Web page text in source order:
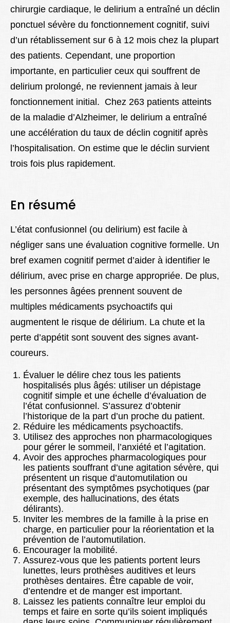
chirurgie cardiaque, le delirium a entraîné un déclin
ponctuel sévère du fonctionnement cognitif, suivi
d’un rétablissement sur 6 à 12 mois chez la plupart
des patients. Cependant, une proportion
importante, en particulier ceux qui souffrent de
delirium prolongé, ne reviennent jamais à leur
fonctionnement initial. Chez 263 patients atteints
de la maladie d’Alzheimer, le delirium a entraîné
une accélération du taux de déclin cognitif après
l’hospitalisation. On estime que le déclin survient
trois fois plus rapidement.
En résumé
L’état confusionnel (ou delirium) est facile à
négliger sans une évaluation cognitive formelle. Un
bref examen cognitif permet d’aider à identifier le
délirium, avec prise en charge appropriée. De plus,
les personnes âgées prennent souvent de
multiples médicaments psychoactifs qui
augmentent le risque de délirium. La chute et la
perte d’appétit sont souvent des signes avant-
coureurs.
Évaluer le délire chez tous les patients
hospitalisés plus âgés: utiliser un dépistage
cognitif simple et une échelle d’évaluation de
l’état confusionnel. S’assurez d’obtenir
l’historique de la part d’un proche du patient.
Réduire les médicaments psychoactifs.
Utilisez des approches non pharmacologiques
pour gérer le sommeil, l’anxiété et l’agitation.
Avoir des approches pharmacologiques pour
les patients souffrant d’une agitation sévère, qui
présentent un risque d’automutilation ou
présentant des symptômes psychotiques (par
exemple, des hallucinations, des états
délirants).
Inviter les membres de la famille à la prise en
charge, en particulier pour la réorientation et la
prévention de l’automutilation.
Encourager la mobilité.
Assurez-vous que les patients portent leurs
lunettes, leurs prothèses auditives et leurs
prothèses dentaires. Être capable de voir,
d’entendre et de manger est important.
Laissez les patients connaître leur emploi du
temps et faire en sorte qu’ils soient impliqués